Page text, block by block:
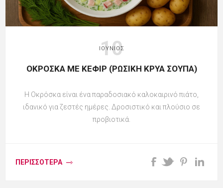
10
ΙΟΎΝΙΟΣ
ΟΚΡΌΣΚΑ ΜΕ ΚΕΦΊΡ (ΡΩΣΙΚΉ ΚΡΎΑ ΣΟΎΠΑ)
Η Οκρόσκα είναι ένα παραδοσιακό καλοκαιρινό πιάτο,
ιδανικό για ζεστές ημέρες. Δροσιστικό και πλούσιο σε
προβιοτικά.
ΠΕΡΙΣΣΌΤΕΡΑ